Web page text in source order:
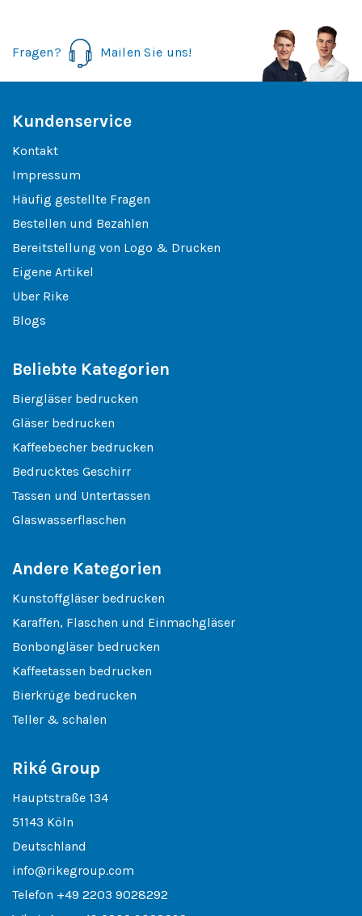
Fragen? Mailen Sie uns!
Kundenservice
Kontakt
Impressum
Häufig gestellte Fragen
Bestellen und Bezahlen
Bereitstellung von Logo & Drucken
Eigene Artikel
Uber Rike
Blogs
Beliebte Kategorien
Biergläser bedrucken
Gläser bedrucken
Kaffeebecher bedrucken
Bedrucktes Geschirr
Tassen und Untertassen
Glaswasserflaschen
Andere Kategorien
Kunstoffgläser bedrucken
Karaffen, Flaschen und Einmachgläser
Bonbongläser bedrucken
Kaffeetassen bedrucken
Bierkrüge bedrucken
Teller & schalen
Riké Group
Hauptstraße 134
51143 Köln
Deutschland
info@rikegroup.com
Telefon +49 2203 9028292